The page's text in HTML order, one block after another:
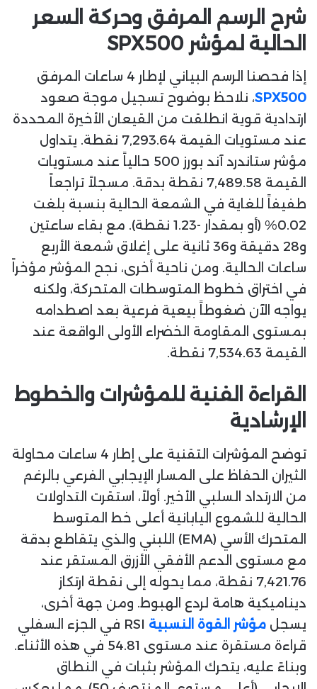
شرح الرسم المرفق وحركة السعر
الحالية لمؤشر SPX500
إذا فحصنا الرسم البياني لإطار 4 ساعات المرفق
SPX500، نلاحظ بوضوح تسجيل موجة صعود
ارتدادية قوية انطلقت من القيعان الأخيرة المحددة
عند مستويات القيمة 7,293.64 نقطة. يتداول
مؤشر ستاندرد آند بورز 500 حالياً عند مستويات
القيمة 7,489.58 نقطة بدقة. مسجلاً تراجعاً
طفيفاً للغاية في الشمعة الحالية بنسبة بلغت
0.02% (أو بمقدار -1.23 نقطة). مع بقاء ساعتين
و28 دقيقة و36 ثانية على إغلاق شمعة الأربع
ساعات الحالية. ومن ناحية أخرى، نجح المؤشر مؤخراً
في اختراق خطوط المتوسطات المتحركة، ولكنه
يواجه الآن ضغوطاً بيعية فرعية بعد اصطدامه
بمستوى المقاومة الخضراء الأولى الواقعة عند
القيمة 7,534.63 نقطة.
القراءة الفنية للمؤشرات والخطوط
الإرشادية
توضح المؤشرات التقنية على إطار 4 ساعات محاولة
الثيران الحفاظ على المسار الإيجابي الفرعي بالرغم
من الارتداد السلبي الأخير. أولاً، استقرت التداولات
الحالية للشموع اليابانية أعلى خط المتوسط
المتحرك الأسي (EMA) اللبني والذي يتقاطع بدقة
مع مستوى الدعم الأفقي الأزرق المستقر عند
7,421.76 نقطة، مما يحوله إلى نقطة ارتكاز
ديناميكية هامة لردع الهبوط. ومن جهة أخرى،
يسجل مؤشر القوة النسبية
RSI في الجزء السفلي
قراءة مستقرة عند مستوى 54.81 في هذه الأثناء.
وبناءً عليه، يتحرك المؤشر بثبات في النطاق